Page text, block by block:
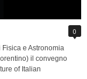
0
Fisica e Astronomia
il convegno
of Italian